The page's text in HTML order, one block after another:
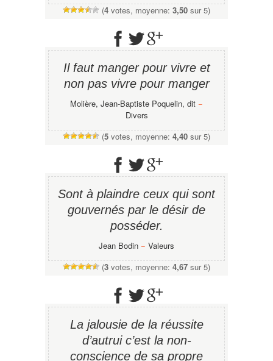
(4 votes, moyenne: 3,50 sur 5)
Il faut manger pour vivre et
non pas vivre pour manger
Molière, Jean-Baptiste Poquelin, dit −
Divers
(5 votes, moyenne: 4,40 sur 5)
Sont à plaindre ceux qui sont
gouvernés par le désir de
posséder.
Jean Bodin − Valeurs
(3 votes, moyenne: 4,67 sur 5)
La jalousie de la réussite
d’autrui c’est la non-
conscience de sa propre